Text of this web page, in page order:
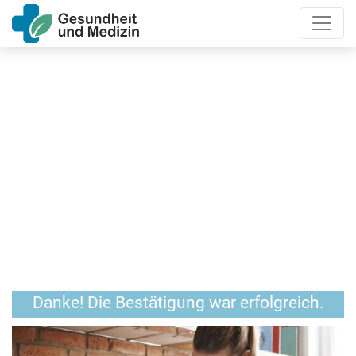
Danke! Die Bestätigung war erfolgreich.